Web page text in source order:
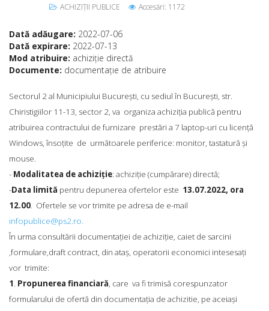
ACHIZIȚII PUBLICE Accesări: 1172
Dată adăugare: 2022-07-06
Dată expirare: 2022-07-13
Mod atribuire: achiziţie directă
Documente: documentaţie de atribuire
Sectorul 2 al Municipiului Bucureşti, cu sediul în Bucureşti, str.
Chiristigiilor 11-13, sector 2, va organiza achiziţia publică pentru
atribuirea contractului de furnizare prestări a 7 laptop-uri cu licență
Windows, însoțite de următoarele periferice: monitor, tastatură și
mouse.
- Modalitatea de achiziţie: achiziţie (cumpărare) directă;
-Data limită pentru depunerea ofertelor este 13.07.2022, ora
12.00. Ofertele se vor trimite pe adresa de e-mail
infopublice@ps2.ro.
În urma consultării documentaţiei de achiziţie, caiet de sarcini
,formulare,draft contract, din ataş, operatorii economici intesesaţi
vor trimite:
1. Propunerea financiară, care va fi trimisă corespunzator
formularului de ofertă din documentaţia de achizitie, pe aceiaşi